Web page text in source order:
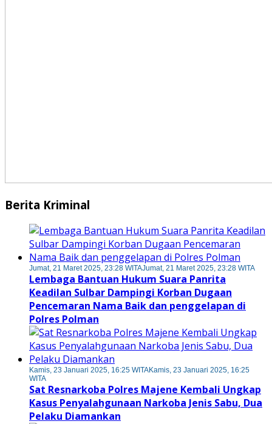
Berita Kriminal
Jumat, 21 Maret 2025, 23:28 WITAJumat, 21 Maret 2025, 23:28 WITA
Lembaga Bantuan Hukum Suara Panrita
Keadilan Sulbar Dampingi Korban Dugaan
Pencemaran Nama Baik dan penggelapan di
Polres Polman
Kamis, 23 Januari 2025, 16:25 WITAKamis, 23 Januari 2025, 16:25
WITA
Sat Resnarkoba Polres Majene Kembali Ungkap
Kasus Penyalahgunaan Narkoba Jenis Sabu, Dua
Pelaku Diamankan